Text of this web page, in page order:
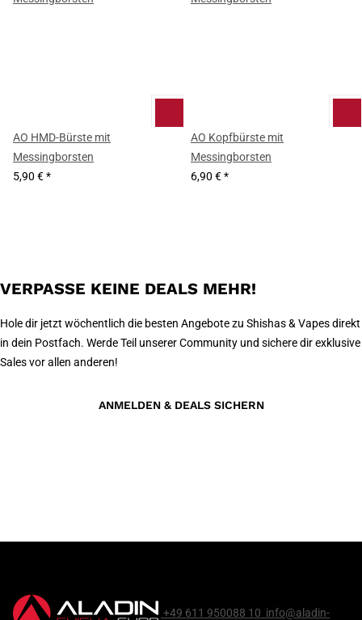
AO HMD-Bürste mit
Messingborsten
5,90 €*
AO Kopfbürste mit
Messingborsten
6,90 €*
VERPASSE KEINE DEALS MEHR!
Hole dir jetzt wöchentlich die besten Angebote zu Shishas & Vapes direkt
in dein Postfach. Werde Teil unserer Community und sichere dir exklusive
Sales vor allen anderen!
ANMELDEN & DEALS SICHERN
+49 611 950088 10 info@aladin-